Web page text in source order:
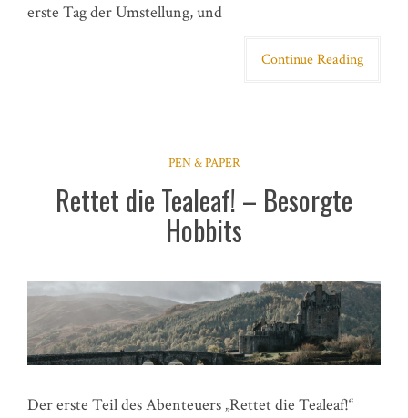
erste Tag der Umstellung, und
Continue Reading
PEN & PAPER
Rettet die Tealeaf! – Besorgte
Hobbits
Der erste Teil des Abenteuers „Rettet die Tealeaf!“